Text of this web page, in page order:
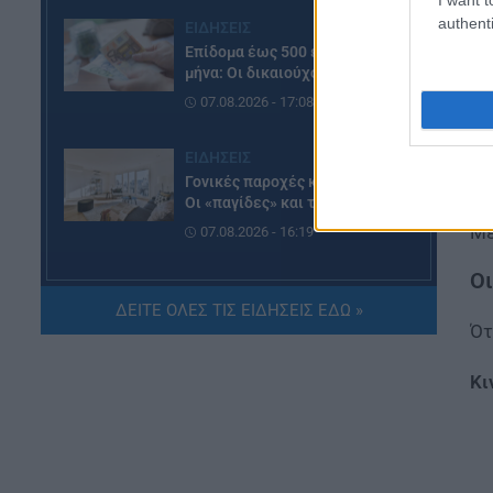
Επίδομα έως 500 ευρώ τον
μήνα: Οι δικαιούχοι
07.08.2026 - 17:08
Γονικές παροχές και δωρεές:
Οι «παγίδες» και τα λάθη
07.08.2026 - 16:19
ΠΑΙΔΕΙΑ
ΝΕΟ φοιτητικό επίδομα: Για
ποιούς φοιτητές
ΔΕΙΤΕ ΟΛΕΣ ΤΙΣ ΕΙΔΗΣΕΙΣ ΕΔΩ »